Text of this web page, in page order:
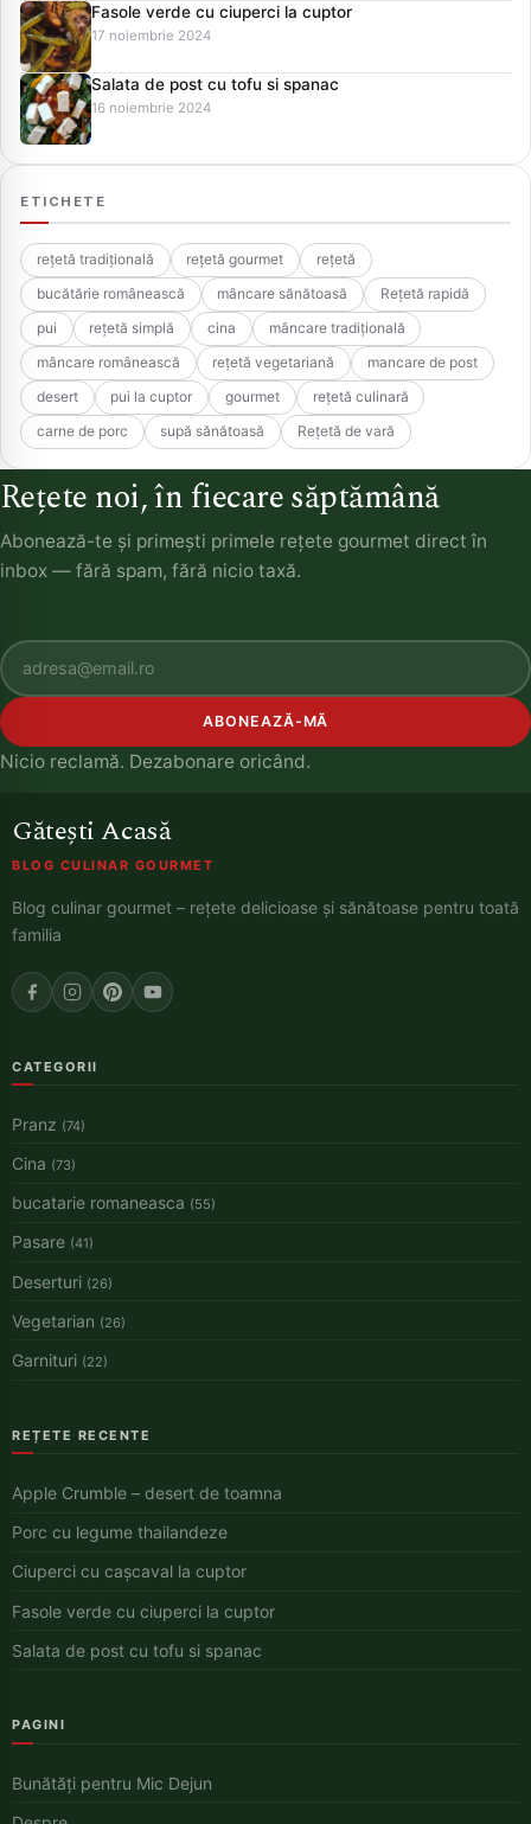
Fasole verde cu ciuperci la cuptor
17 noiembrie 2024
Salata de post cu tofu si spanac
16 noiembrie 2024
ETICHETE
rețetă tradițională rețetă gourmet
rețetă
bucătărie românească
mâncare sănătoasă
Rețetă rapidă
pui
rețetă simplă cina
mâncare tradițională
mâncare românească
rețetă vegetariană
mancare de post
desert
pui la cuptor gourmet
rețetă culinară
carne de porc
supă sănătoasă Rețetă de vară
Rețete noi, în fiecare săptămână
Abonează-te și primești primele rețete gourmet direct în
inbox — fără spam, fără nicio taxă.
ABONEAZĂ-MĂ
Nicio reclamă. Dezabonare oricând.
Gătești Acasă
BLOG CULINAR GOURMET
Blog culinar gourmet – rețete delicioase și sănătoase pentru toată
familia
CATEGORII
Pranz (74)
Cina (73)
bucatarie romaneasca (55)
Pasare (41)
Deserturi (26)
Vegetarian (26)
Garnituri (22)
REȚETE RECENTE
Apple Crumble – desert de toamna
Porc cu legume thailandeze
Ciuperci cu cașcaval la cuptor
Fasole verde cu ciuperci la cuptor
Salata de post cu tofu si spanac
PAGINI
Bunătăți pentru Mic Dejun